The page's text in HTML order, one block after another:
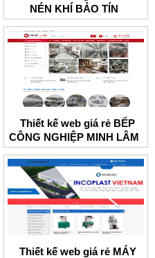
NÉN KHÍ BẢO TÍN
Thiết kế web giá rẻ BẾP
CÔNG NGHIỆP MINH LÂM
Thiết kế web giá rẻ MÁY